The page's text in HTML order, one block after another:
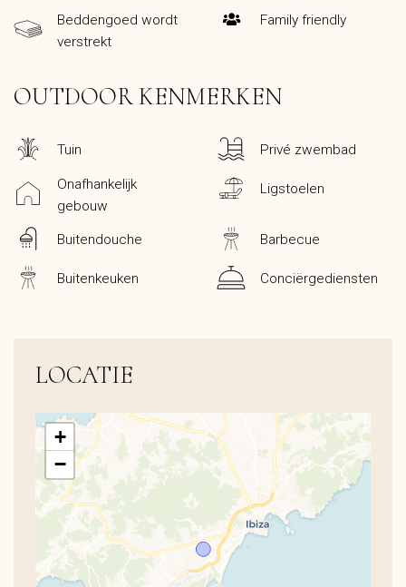
Beddengoed wordt
verstrekt
Family friendly
OUTDOOR KENMERKEN
Tuin Privé zwembad
Onafhankelijk
gebouw
Ligstoelen
Buitendouche Barbecue
Buitenkeuken Conciërgediensten
LOCATIE
+
−